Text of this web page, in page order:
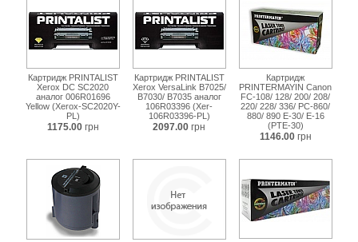
Картридж PRINTALIST
Xerox DC SC2020
аналог 006R01696
Yellow (Xerox-SC2020Y-
PL)
1175.00 грн
Картридж PRINTALIST
Xerox VersaLink B7025/
B7030/ B7035 аналог
106R03396 (Xer-
106R03396-PL)
2097.00 грн
Картридж
PRINTERMAYIN Canon
FC-108/ 128/ 200/ 208/
220/ 228/ 336/ PC-860/
880/ 890 E-30/ E-16
(PTE-30)
1146.00 грн